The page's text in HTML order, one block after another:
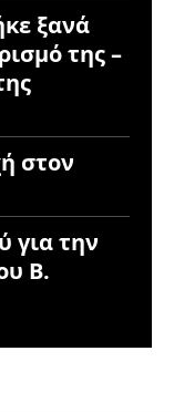
ξανά
της –
στον
για την
Β.